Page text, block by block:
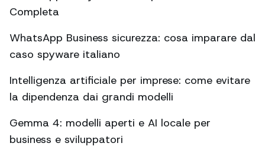
Completa
WhatsApp Business sicurezza: cosa imparare dal
caso spyware italiano
Intelligenza artificiale per imprese: come evitare
la dipendenza dai grandi modelli
Gemma 4: modelli aperti e AI locale per
business e sviluppatori